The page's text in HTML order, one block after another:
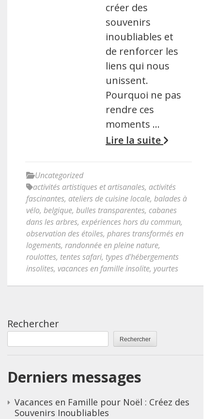
créer des
souvenirs
inoubliables et
de renforcer les
liens qui nous
unissent.
Pourquoi ne pas
rendre ces
moments …
Lire la suite
Uncategorized
activités artistiques et artisanales, activités
fascinantes, ateliers de cuisine locale, balades à
vélo, belgique, bulles transparentes, cabanes
dans les arbres, expériences hors du commun,
observation des étoiles, phares transformés en
logements, randonnée en pleine nature,
roulottes, tentes safari, types d'hébergements
insolites, vacances en famille insolite, yourtes
Rechercher
Rechercher
Derniers messages
Vacances en Famille pour Noël : Créez des
Souvenirs Inoubliables